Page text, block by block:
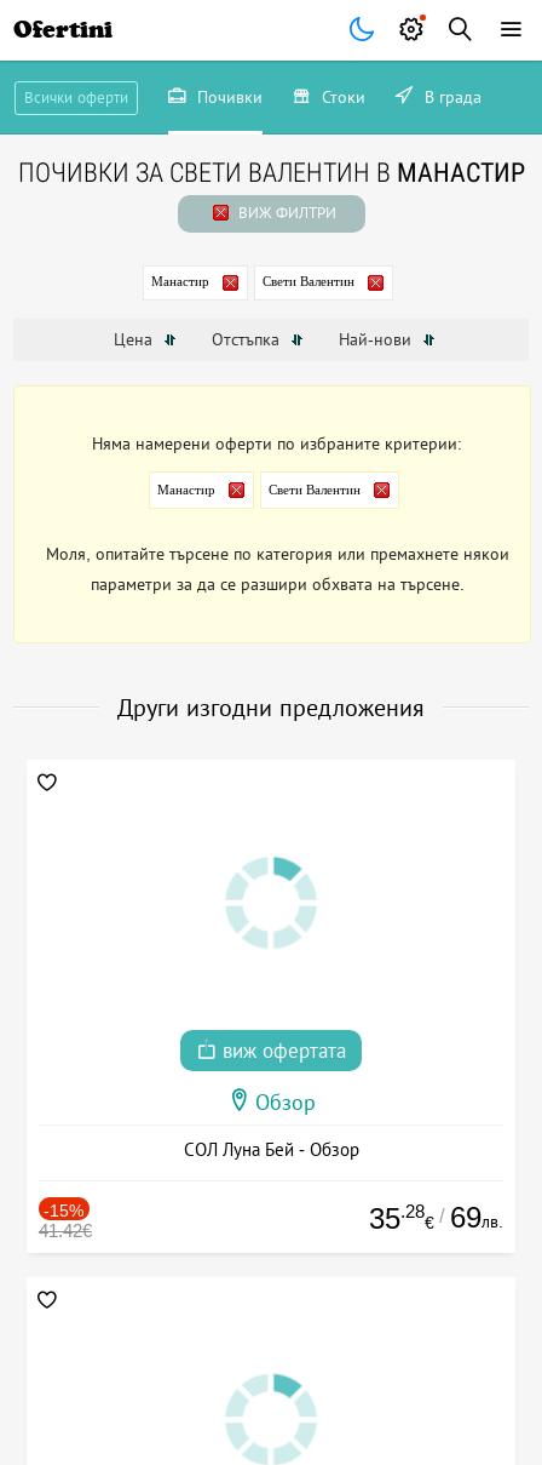
Ofertini
Всички оферти Почивки Стоки В града
ПОЧИВКИ ЗА СВЕТИ ВАЛЕНТИН В МАНАСТИР
ВИЖ ФИЛТРИ
Манастир Свети Валентин
Цена Отстъпка Най-нови
Няма намерени оферти по избраните критерии:
Манастир Свети Валентин
Моля, опитайте търсене по категория или премахнете някои
параметри за да се разшири обхвата на търсене.
Други изгодни предложения
виж офертата
Обзор
СОЛ Луна Бей - Обзор
-15%
41.42€ 35.28
€ / 69лв.